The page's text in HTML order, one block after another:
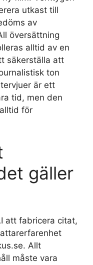
utkast till
av
översättning
alltid av en
säkerställa att
ton
är ett
tid, men den
för
gäller
att fabricera citat,
Allt
måste vara